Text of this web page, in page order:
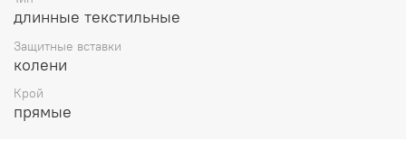
длинные текстильные
Защитные вставки
колени
Крой
прямые